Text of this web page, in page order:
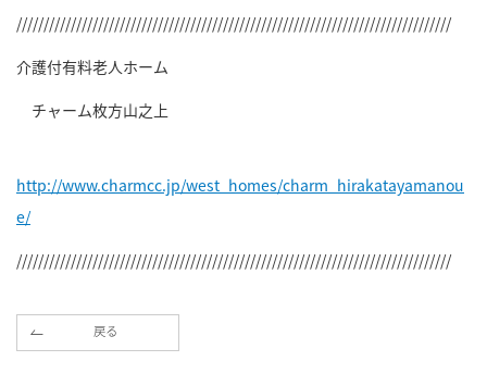
////////////////////////////////////////////////////////////////////////////////
介護付有料老人ホーム
チャーム枚方山之上
http://www.charmcc.jp/west_homes/charm_hirakatayamanou
e/
////////////////////////////////////////////////////////////////////////////////
戻る